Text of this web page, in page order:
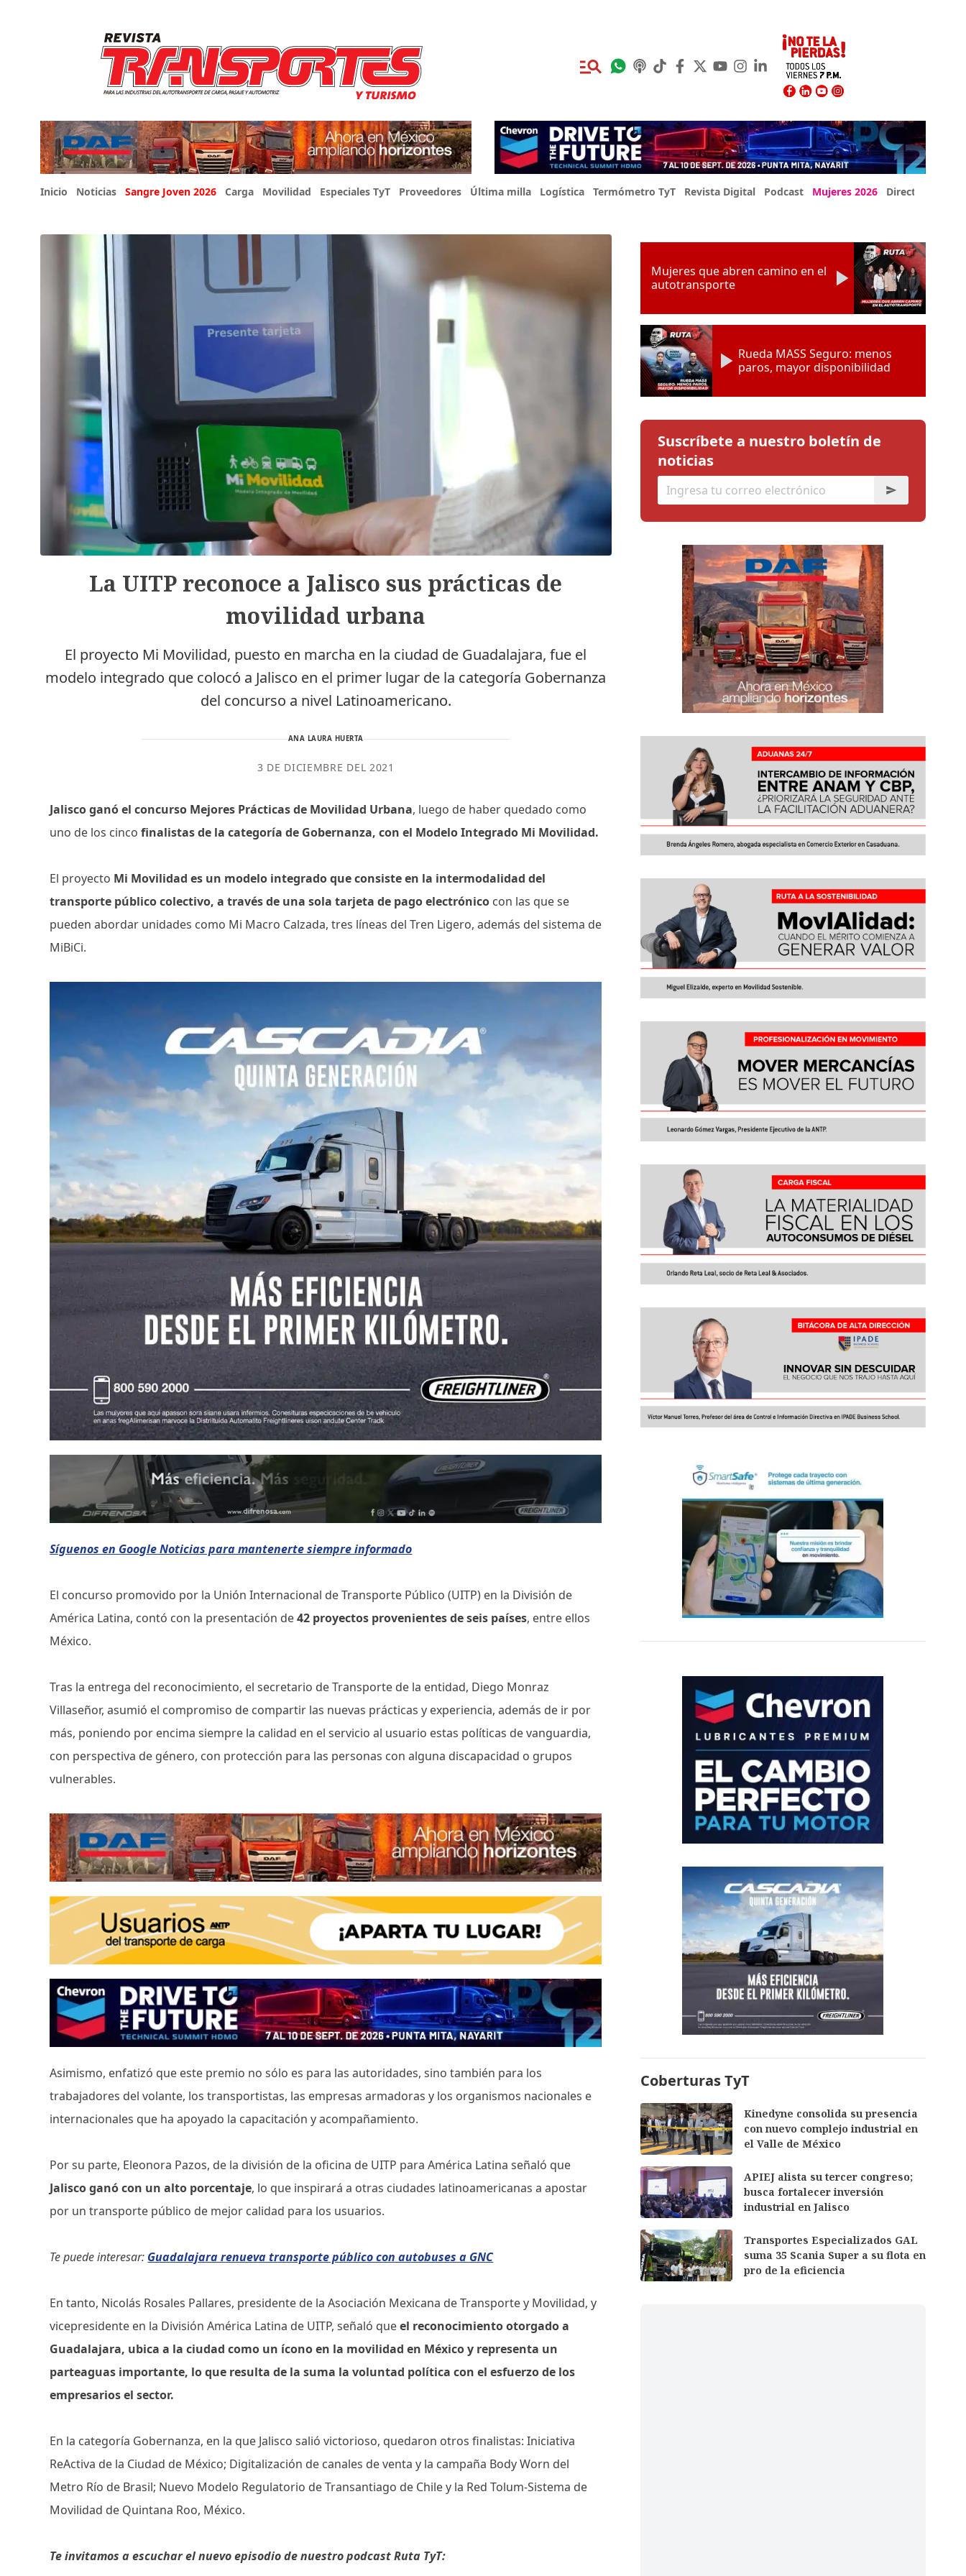
Inicio Noticias Sangre Joven 2026 Carga Movilidad Especiales TyT Proveedores Última milla Logística Termómetro TyT Revista Digital Podcast Mujeres 2026 Directorio Expo
La UITP reconoce a Jalisco sus prácticas de
movilidad urbana
El proyecto Mi Movilidad, puesto en marcha en la ciudad de Guadalajara, fue el
modelo integrado que colocó a Jalisco en el primer lugar de la categoría Gobernanza
del concurso a nivel Latinoamericano.
ANA LAURA HUERTA
3 DE DICIEMBRE DEL 2021
Jalisco ganó el concurso Mejores Prácticas de Movilidad Urbana, luego de haber quedado como
uno de los cincofinalistas de la categoría de Gobernanza, con el Modelo Integrado Mi Movilidad.
El proyecto Mi Movilidad es un modelo integrado que consiste en la intermodalidad del
transporte público colectivo, a través de una sola tarjeta de pago electrónico con las que se
pueden abordar unidades como Mi Macro Calzada, tres líneas del Tren Ligero, además del sistema de
MiBiCi.
Síguenos en Google Noticias para mantenerte siempre informado
El concurso promovido por la Unión Internacional de Transporte Público (UITP) en la División de
América Latina, contó con la presentación de42 proyectos provenientes de seis países, entre ellos
México.
Tras la entrega del reconocimiento, el secretario de Transporte de la entidad, Diego Monraz
Villaseñor, asumió el compromiso de compartir las nuevas prácticas y experiencia, además de ir por
más, poniendo por encima siempre la calidad en el servicio al usuario estas políticas de vanguardia,
con perspectiva de género, con protección para las personas con alguna discapacidad o grupos
vulnerables.
Asimismo, enfatizó que este premio no sólo es para las autoridades, sino también para los
trabajadores del volante, los transportistas, las empresas armadoras y los organismos nacionales e
internacionales que ha apoyado la capacitación y acompañamiento.
Por su parte, Eleonora Pazos, de la división de la oficina de UITP para América Latina señaló que
Jalisco ganó con un alto porcentaje, lo que inspirará a otras ciudades latinoamericanas a apostar
por un transporte público de mejor calidad para los usuarios.
Te puede interesar: Guadalajara renueva transporte público con autobuses a GNC
En tanto, Nicolás Rosales Pallares, presidente de la Asociación Mexicana de Transporte y Movilidad, y
vicepresidente en la División América Latina de UITP, señaló queel reconocimiento otorgado a
Guadalajara, ubica a la ciudad como un ícono en la movilidad en México y representa un
parteaguas importante, lo que resulta de la suma la voluntad política con el esfuerzo de los
empresarios el sector.
En la categoría Gobernanza, en la que Jalisco salió victorioso, quedaron otros finalistas: Iniciativa
ReActiva de la Ciudad de México; Digitalización de canales de venta y la campaña Body Worn del
Metro Río de Brasil; Nuevo Modelo Regulatorio de Transantiago de Chile y la Red Tolum-Sistema de
Movilidad de Quintana Roo, México.
Te invitamos a escuchar el nuevo episodio de nuestro podcast Ruta TyT:
Mujeres que abren camino en el
autotransporte
Rueda MASS Seguro: menos
paros, mayor disponibilidad
Suscríbete a nuestro boletín de
noticias
Coberturas TyT
Kinedyne consolida su presencia
con nuevo complejo industrial en
el Valle de México
APIEJ alista su tercer congreso;
busca fortalecer inversión
industrial en Jalisco
Transportes Especializados GAL
suma 35 Scania Super a su flota en
pro de la eficiencia